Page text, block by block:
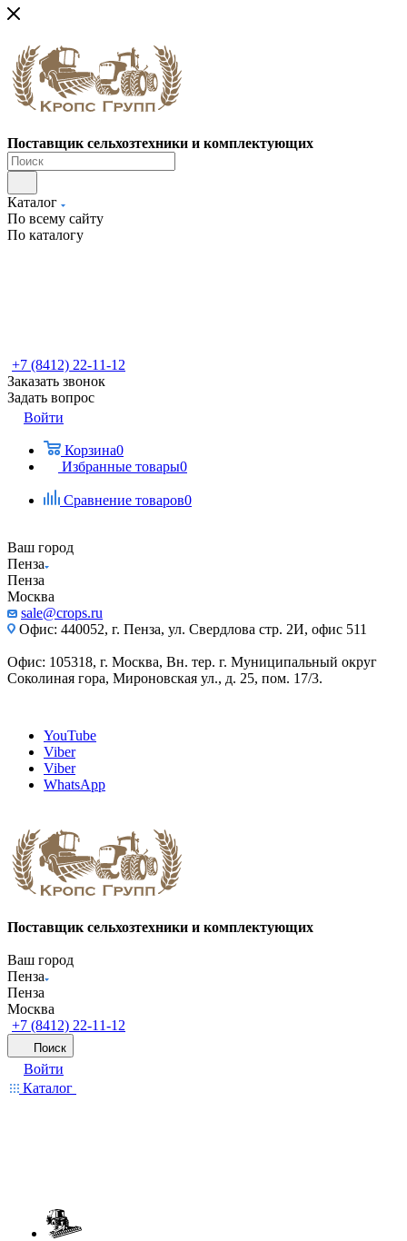
Поставщик сельхозтехники и комплектующих
Каталог
По всему сайту
По каталогу
+7 (8412) 22-11-12
Заказать звонок
Задать вопрос
Войти
Корзина0
Избранные товары0
Сравнение товаров0
Ваш город
Пенза
Пенза
Москва
sale@crops.ru
Офис: 440052, г. Пенза, ул. Свердлова стр. 2И, офис 511
Офис: 105318, г. Москва, Вн. тер. г. Муниципальный округ
Соколиная гора, Мироновская ул., д. 25, пом. 17/3.
YouTube
Viber
Viber
WhatsApp
Поставщик сельхозтехники и комплектующих
Ваш город
Пенза
Пенза
Москва
+7 (8412) 22-11-12
Поиск
Войти
Каталог